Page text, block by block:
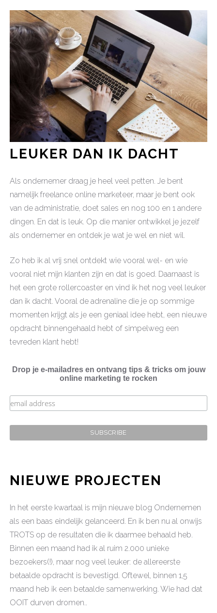
LEUKER DAN IK DACHT
Als ondernemer draag je heel veel petten. Je bent
namelijk freelance online marketeer, maar je bent ook
van de administratie, doet sales en nog 100 en 1 andere
dingen. En dat is leuk. Op die manier ontwikkel je jezelf
als ondernemer en ontdek je wat je wel en niet wil.
Zo heb ik al vrij snel ontdekt wie vooral wel- en wie
vooral niet mijn klanten zijn en dat is goed. Daarnaast is
het een grote rollercoaster en vind ik het nog veel leuker
dan ik dacht. Vooral de adrenaline die je op sommige
momenten krijgt als je een geniaal idee hebt, een nieuwe
opdracht binnengehaald hebt of simpelweg een
tevreden klant hebt!
Drop je e-mailadres en ontvang tips & tricks om jouw
online marketing te rocken
NIEUWE PROJECTEN
In het eerste kwartaal is mijn nieuwe blog Ondernemen
als een baas eindelijk gelanceerd. En ik ben nu al onwijs
TROTS op de resultaten die ik daarmee behaald heb.
Binnen een maand had ik al ruim 2.000 unieke
bezoekers(!), maar nog veel leuker: de allereerste
betaalde opdracht is bevestigd. Oftewel, binnen 1,5
maand heb ik een betaalde samenwerking. Wie had dat
OOIT durven dromen..